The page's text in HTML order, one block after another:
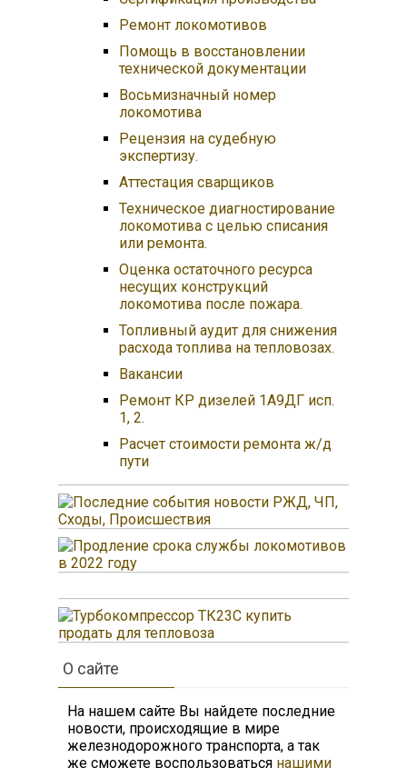
Ремонт локомотивов
Помощь в восстановлении
технической документации
Восьмизначный номер
локомотива
Рецензия на судебную
экспертизу.
Аттестация сварщиков
Техническое диагностирование
локомотива с целью списания
или ремонта.
Оценка остаточного ресурса
несущих конструкций
локомотива после пожара.
Топливный аудит для снижения
расхода топлива на тепловозах.
Вакансии
Ремонт КР дизелей 1А9ДГ исп.
1, 2.
Расчет стоимости ремонта ж/д
пути
О сайте
На нашем сайте Вы найдете последние
новости, происходящие в мире
железнодорожного транспорта, а так
же сможете воспользоваться нашими